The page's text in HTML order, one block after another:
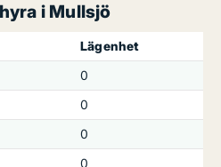
i Mullsjö
Lägenhet
0
0
0
0